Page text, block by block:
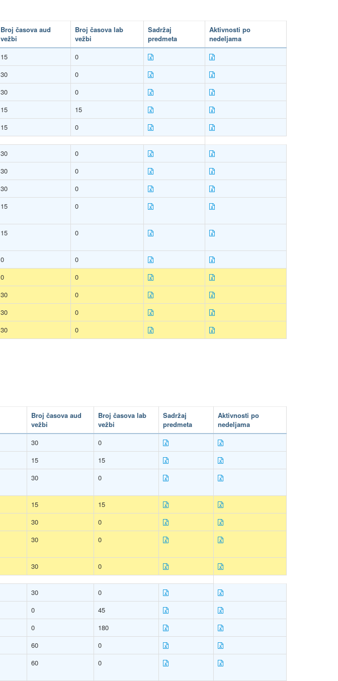
Broj časova aud
vežbi
Broj časova lab
vežbi
Sadržaj
predmeta
Aktivnosti po
nedeljama
15
0
30
0
30
0
15
15
15 0
30
0
30
0
30
0
15 0
15 0
0
0
0
0
30
0
30
0
30 0
Broj časova aud
vežbi
Broj časova lab
vežbi
Sadržaj
predmeta
Aktivnosti po
nedeljama
30
0
15
15
30 0
15
15
30
0
30 0
30 0
30
0
0
45
0
180
60
0
60 0